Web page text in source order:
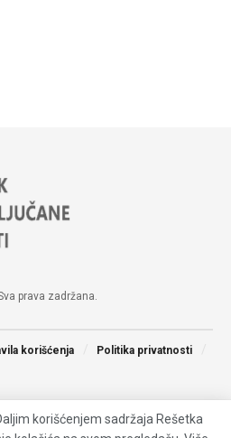
prava zadržana.
korišćenja
Politika privatnosti
korišćenjem sadržaja Rešetka